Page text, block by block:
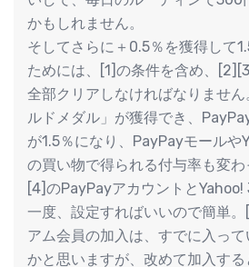
かもしれません。
そしてさらに＋0.5％を獲得して
ためには、[1]の条件を含め、
全部クリアしなければなりませ
ルドメダル」が獲得でき、
が1.5％になり、PayPayモールや
の買い物で得られる付与率も変わ
[4]のPayPayアカウントとYahoo!
一度、設定すればいいので簡単。
アム会員の加入は、すでに入っ
かと思いますが、改めて加入す